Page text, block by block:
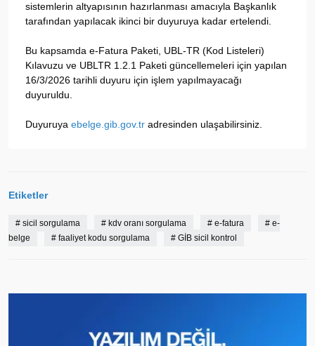
sistemlerin altyapısının hazırlanması amacıyla Başkanlık
tarafından yapılacak ikinci bir duyuruya kadar ertelendi.
Bu kapsamda e-Fatura Paketi, UBL-TR (Kod Listeleri)
Kılavuzu ve UBLTR 1.2.1 Paketi güncellemeleri için yapılan
16/3/2026 tarihli duyuru için işlem yapılmayacağı
duyuruldu.
Duyuruya ebelge.gib.gov.tr adresinden ulaşabilirsiniz.
Etiketler
# sicil sorgulama # kdv oranı sorgulama # e-fatura # e-
belge
# faaliyet kodu sorgulama # GİB sicil kontrol